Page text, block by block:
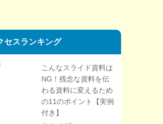
セスランキング
こんなスライド資料は
NG！残念な資料を伝
わる資料に変えるため
の11のポイント【実例
付き】